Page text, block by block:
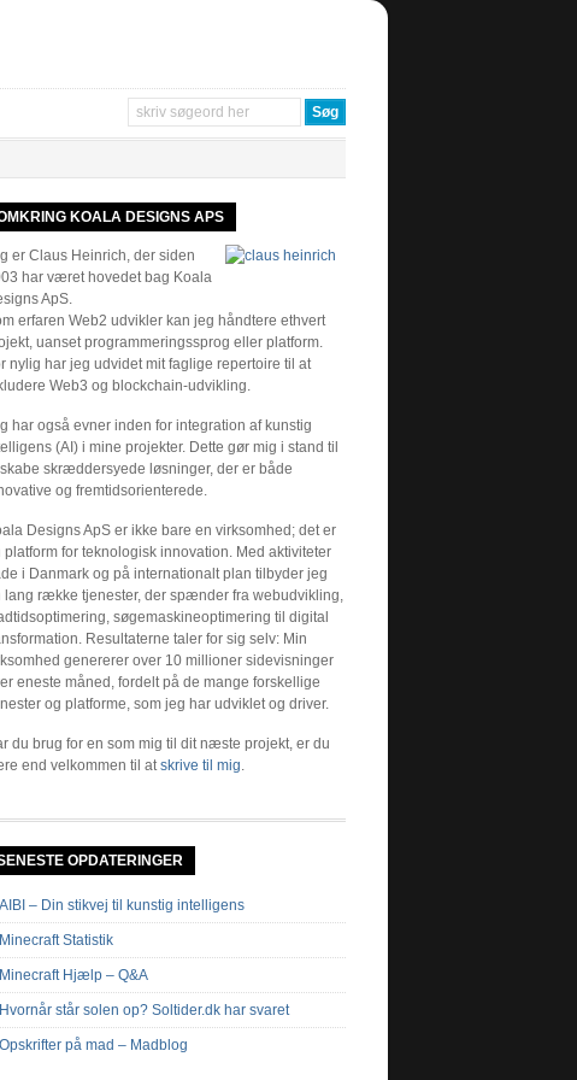
KOALA DESIGNS APS
er Claus Heinrich, der siden
har været hovedet bag Koala
ApS.
erfaren Web2 udvikler kan jeg håndtere ethvert
uanset programmeringssprog eller platform.
nylig har jeg udvidet mit faglige repertoire til at
Web3 og blockchain-udvikling.
har også evner inden for integration af kunstig
(AI) i mine projekter. Dette gør mig i stand til
skræddersyede løsninger, der er både
og fremtidsorienterede.
Designs ApS er ikke bare en virksomhed; det er
platform for teknologisk innovation. Med aktiviteter
i Danmark og på internationalt plan tilbyder jeg
lang række tjenester, der spænder fra webudvikling,
søgemaskineoptimering til digital
Resultaterne taler for sig selv: Min
genererer over 10 millioner sidevisninger
eneste måned, fordelt på de mange forskellige
og platforme, som jeg har udviklet og driver.
du brug for en som mig til dit næste projekt, er du
end velkommen til atskrive til mig.
OPDATERINGER
AIBI – Din stikvej til kunstig intelligens
Minecraft Statistik
Minecraft Hjælp – Q&A
Hvornår står solen op? Soltider.dk har svaret
Opskrifter på mad – Madblog